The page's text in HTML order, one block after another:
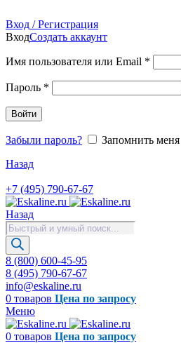
Вход / Регистрация
ВходСоздать аккаунт
Имя пользователя или Email *
Пароль *
Войти
Забыли пароль?
Запомнить меня
Назад
+7 (495) 790-67-67
Назад
Поиск
товаров
8 (800) 600-45-95
8 (495) 790-67-67
info@eskaline.ru
0 товаров Цена по запросу
Меню
0 товаров Цена по запросу